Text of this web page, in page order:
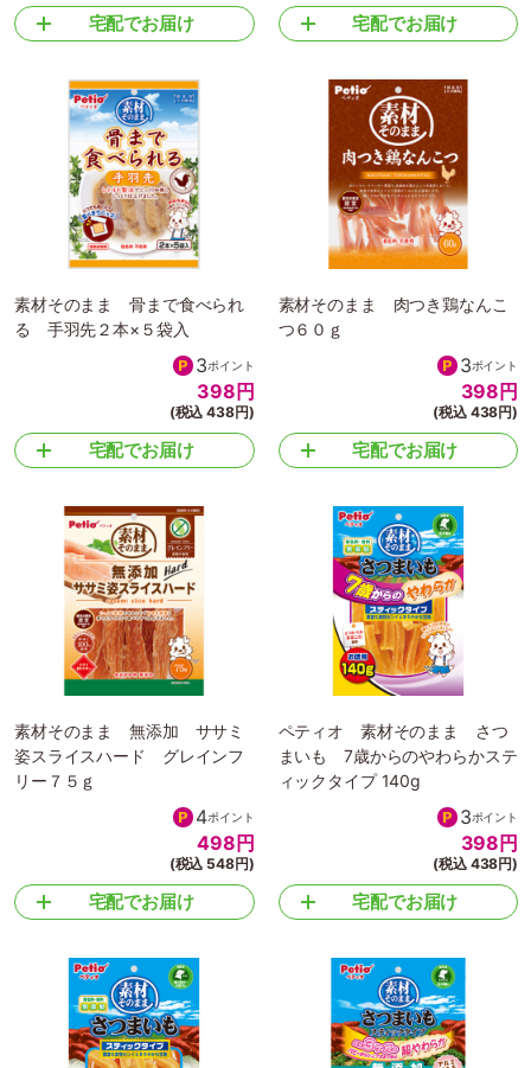
宅配でお届け 宅配でお届け
素材そのまま 骨まで食べられ
る 手羽先２本×５袋入
3ポイント
398円
(税込 438円)
宅配でお届け
素材そのまま 肉つき鶏なんこ
つ６０ｇ
3ポイント
398円
(税込 438円)
宅配でお届け
素材そのまま 無添加 ササミ
姿スライスハード グレインフ
リー７５ｇ
4ポイント
498円
(税込 548円)
宅配でお届け
ペティオ 素材そのまま さつ
まいも 7歳からのやわらかステ
ィックタイプ 140g
3ポイント
398円
(税込 438円)
宅配でお届け